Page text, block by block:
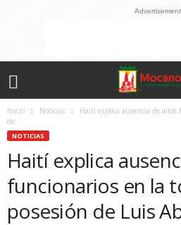
Advertisement
Inicio Noticias
Haití explica ausencia de altos
de...
NOTICIAS
Haití explica
funcionarios en la
posesión de Luis